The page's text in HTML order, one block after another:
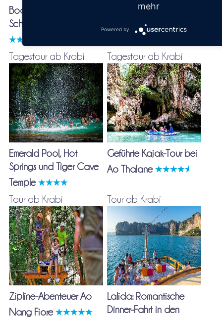
Bootstour zu 4 Inseln -
Schnorcheln im Paradies
Mit dem Kajak in der
Blauen Lagune &
Tagestour ab Krabi
Emerald Pool, Hot
Springs und Tiger Cave
Temple
Tagestour ab Krabi
Geführte Kajak-Tour bei
Ao Thalane
Tour ab Krabi
Zipline-Abenteuer Ao
Nang Fiore
Tour ab Krabi
Lalida: Romantische
Dinner-Fahrt in den
mehr
Powered by